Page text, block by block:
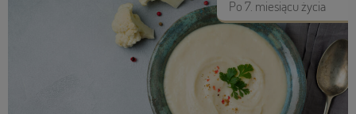
Po 7. miesiącu życia